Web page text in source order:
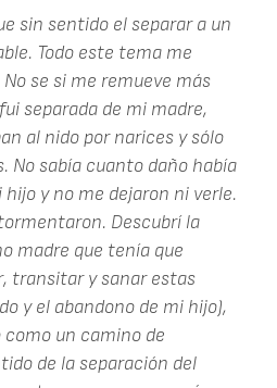
sin sentido el separar a un
Todo este tema me
se si me remueve más
separada de mi madre,
al nido por narices y sólo
No sabía cuanto daño había
y no me dejaron ni verle.
Descubrí la
madre que tenía que
transitar y sanar estas
y el abandono de mi hijo),
como un camino de
de la separación del